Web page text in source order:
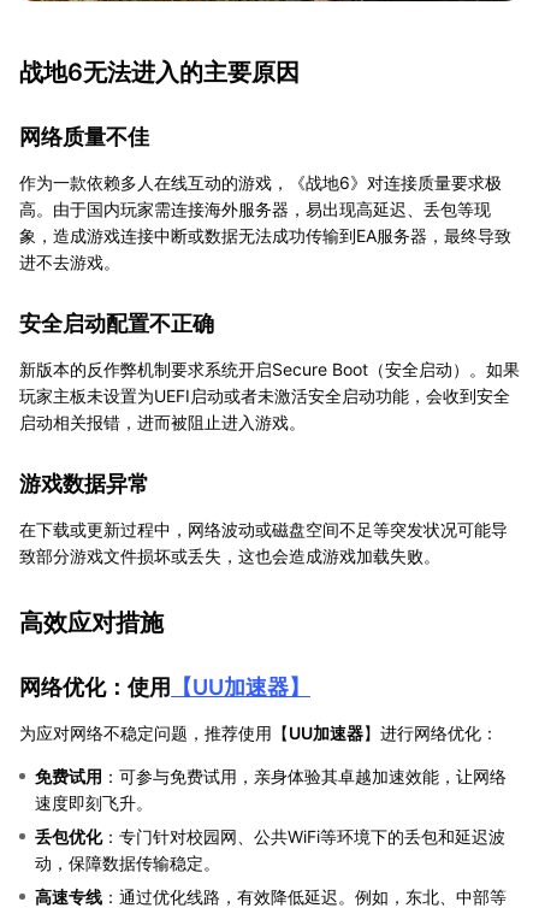
战地6无法进入的主要原因
网络质量不佳
作为一款依赖多人在线互动的游戏，《战地6》对连接质量要求极
高。由于国内玩家需连接海外服务器，易出现高延迟、丢包等现
象，造成游戏连接中断或数据无法成功传输到EA服务器，最终导致
进不去游戏。
安全启动配置不正确
新版本的反作弊机制要求系统开启Secure Boot（安全启动）。如果
玩家主板未设置为UEFI启动或者未激活安全启动功能，会收到安全
启动相关报错，进而被阻止进入游戏。
游戏数据异常
在下载或更新过程中，网络波动或磁盘空间不足等突发状况可能导
致部分游戏文件损坏或丢失，这也会造成游戏加载失败。
高效应对措施
网络优化：使用 【UU加速器】
为应对网络不稳定问题，推荐使用【UU加速器】进行网络优化：
免费试用 ：可参与免费试用，亲身体验其卓越加速效能，让网络
速度即刻飞升。
丢包优化：专门针对校园网、公共WiFi等环境下的丢包和延迟波
动，保障数据传输稳定。
高速专线 ：通过优化线路，有效降低延迟。例如，东北、中部等